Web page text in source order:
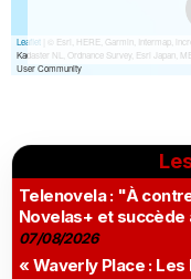
Telenovela : "À
Novelas+ et
07/08/2026
« Waverly Place :